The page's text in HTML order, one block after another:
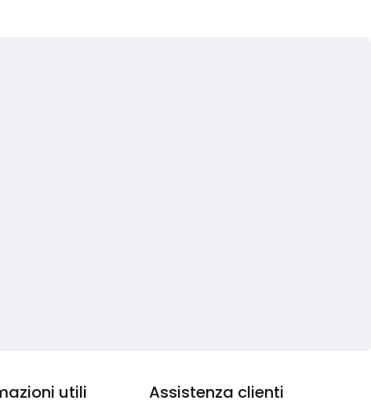
utili Assistenza clienti